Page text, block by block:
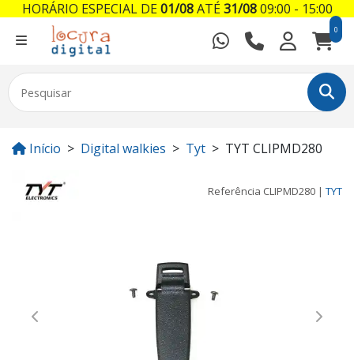
0
Início Digital walkies Tyt TYT CLIPMD280
Referência CLIPMD280 | TYT
Previous Next
HORÁRIO ESPECIAL DE01/08ATÉ31/0809:00 - 15:00